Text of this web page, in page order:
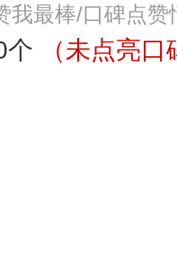
我最棒/口碑点赞
个
（未点亮